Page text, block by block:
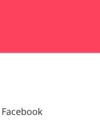
Facebook